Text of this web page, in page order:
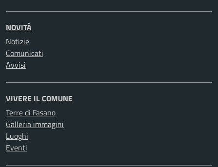
NOVITÀ
Notizie
Comunicati
Avvisi
VIVERE IL COMUNE
Terre di Fasano
Galleria immagini
Luoghi
Eventi